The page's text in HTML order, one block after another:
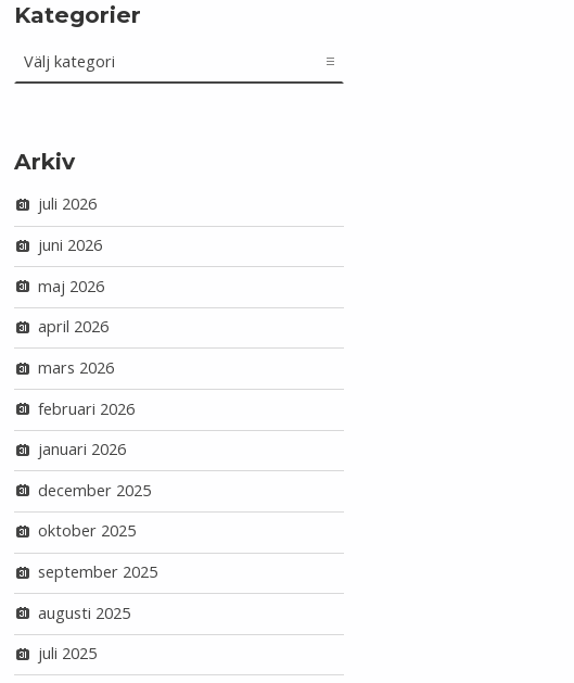
Kategorier
Arkiv
juli 2026
juni 2026
maj 2026
april 2026
mars 2026
februari 2026
januari 2026
december 2025
oktober 2025
september 2025
augusti 2025
juli 2025